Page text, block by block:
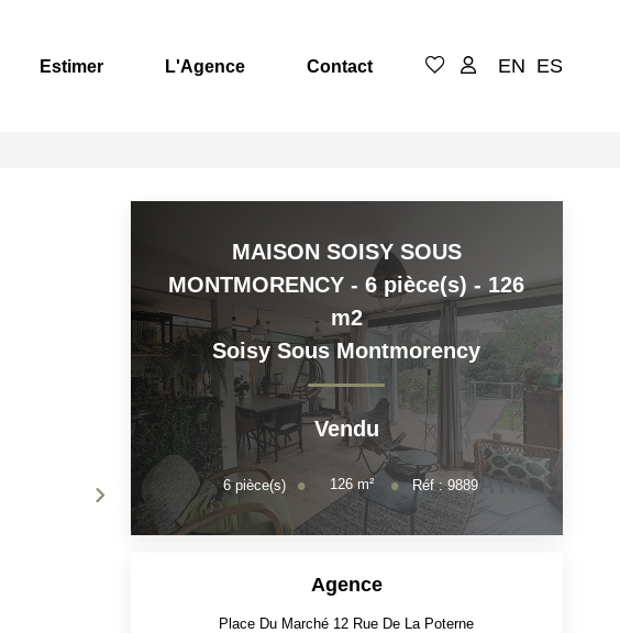
Estimer L'Agence Contact EN ES
MAISON SOISY SOUS
MONTMORENCY - 6 pièce(s) - 126
m2
Soisy Sous Montmorency
Vendu
6pièce(s) 126m² Réf :9889
Agence
Place Du Marché 12 Rue De La Poterne